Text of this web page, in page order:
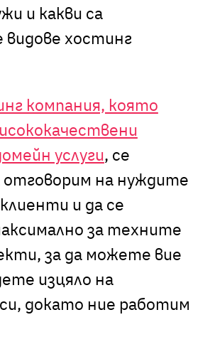
и какви са
видове хостинг
компания, която
услуги, се
на нуждите
и да се
за техните
за да можете вие
изцяло на
докато ние работим